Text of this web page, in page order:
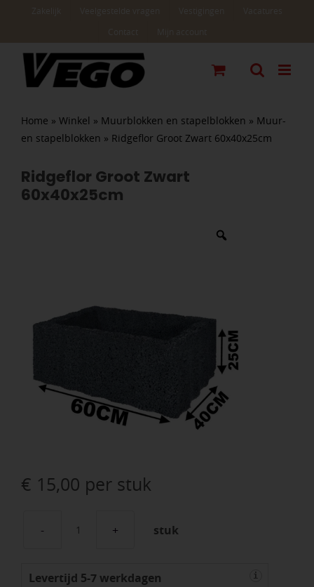
Home » Winkel » Muurblokken en stapelblokken » Muur-
en stapelblokken » Ridgeflor Groot Zwart 60x40x25cm
Ridgeflor Groot Zwart
60x40x25cm
€ 15,00 per stuk
Ridgeflor
Zwart
stuk
Levertijd 5-7 werkdagen i